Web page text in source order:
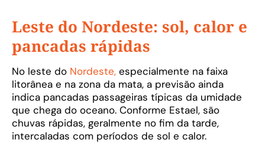
Leste do Nordeste: sol, calor e
pancadas rápidas
No leste do Nordeste, especialmente na faixa
litorânea e na zona da mata, a previsão ainda
indica pancadas passageiras típicas da umidade
que chega do oceano. Conforme Estael, são
chuvas rápidas, geralmente no fim da tarde,
intercaladas com períodos de sol e calor.